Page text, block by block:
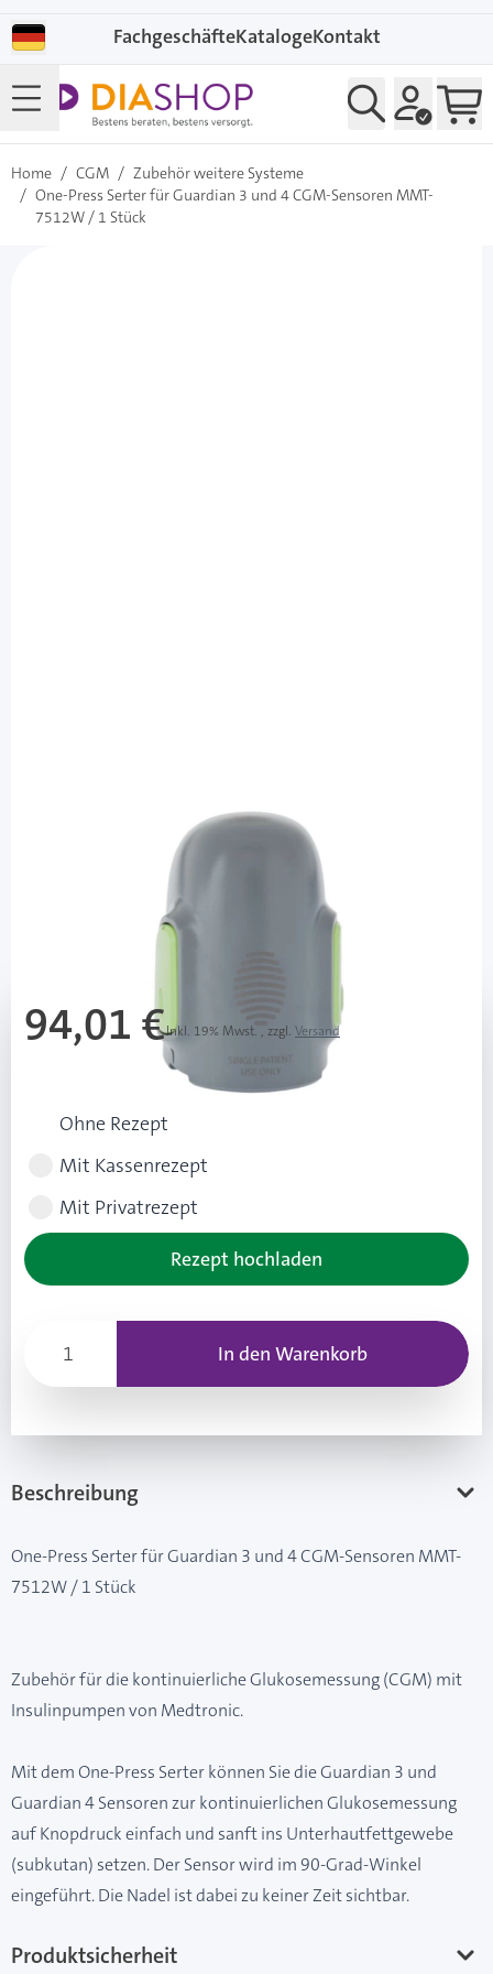
FachgeschäfteKatalogeKontakt
Home / CGM / Zubehör weitere Systeme
/ One-Press Serter für Guardian 3 und 4 CGM-Sensoren MMT-
7512W / 1 Stück
CGM-Sensoren MMT-7512W / 1 Stück
114344
Lieferzeit 3-7 Werktage
Mehr über das Produkt
94,01 €Inkl. 19% Mwst. , zzgl. Versand
Rezeptart wählen
Ohne Rezept
Mit Kassenrezept
Mit Privatrezept
Rezept hochladen
In den Warenkorb
Beschreibung
One-Press Serter für Guardian 3 und 4 CGM-Sensoren MMT-
7512W / 1 Stück
Zubehör für die kontinuierliche Glukosemessung (CGM) mit
Insulinpumpen von Medtronic.
Mit dem One-Press Serter können Sie die Guardian 3 und
Guardian 4 Sensoren zur kontinuierlichen Glukosemessung
auf Knopdruck einfach und sanft ins Unterhautfettgewebe
(subkutan) setzen. Der Sensor wird im 90-Grad-Winkel
eingeführt. Die Nadel ist dabei zu keiner Zeit sichtbar.
Produktsicherheit